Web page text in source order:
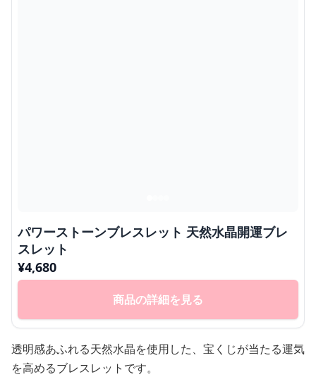
パワーストーンブレスレット 天然水晶開運ブレ
スレット
¥4,680
商品の詳細を見る
透明感あふれる天然水晶を使用した、宝くじが当たる運気
を高めるブレスレットです。